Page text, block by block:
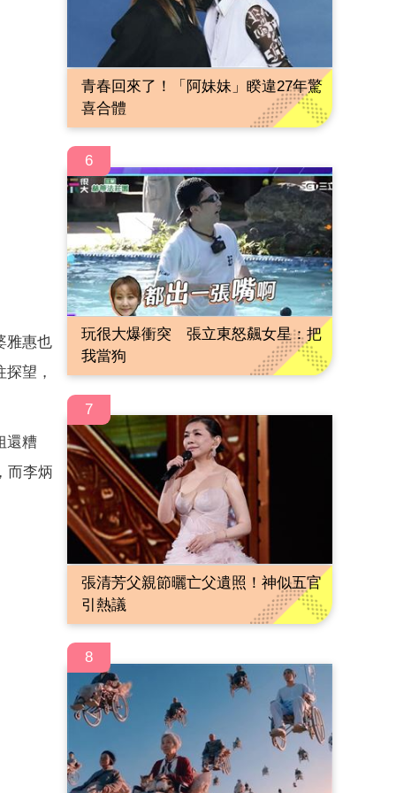
雅惠也
望，
還糟
而李炳
青春回來了！「阿妹妹」睽違27年驚
喜合體
6
玩很大爆衝突 張立東怒飆女星：把
我當狗
7
張清芳父親節曬亡父遺照！神似五官
引熱議
8